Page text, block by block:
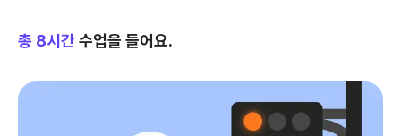
총 8시간수업을 들어요.